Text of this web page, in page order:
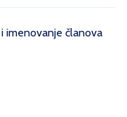
i imenovanje članova